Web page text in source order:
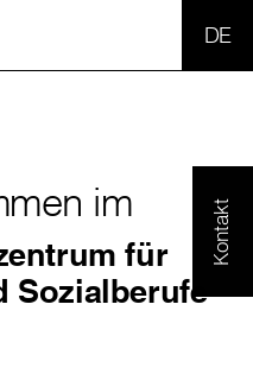
Kontakt
im
für
Sozialberufe